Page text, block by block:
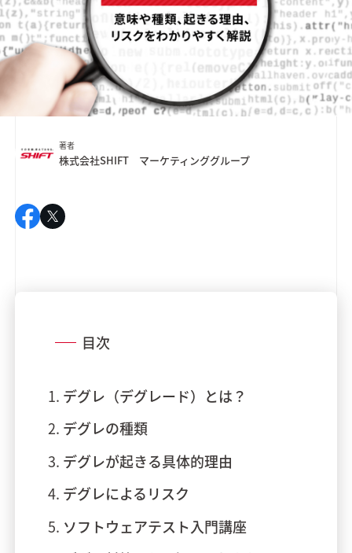
著者
株式会社SHIFT マーケティンググループ
目次
デグレ（デグレード）とは？
デグレの種類
デグレが起きる具体的理由
デグレによるリスク
ソフトウェアテスト入門講座